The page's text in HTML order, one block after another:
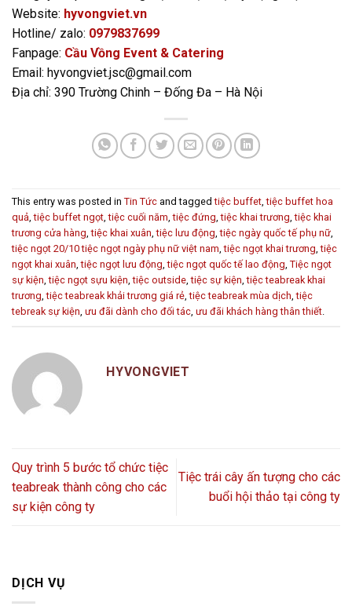
Website: hyvongviet.vn
Hotline/ zalo: 0979837699
Fanpage: Cầu Vồng Event & Catering
Email: hyvongviet.jsc@gmail.com
Địa chỉ: 390 Trường Chinh – Đống Đa – Hà Nội
This entry was posted in Tin Tức and taggedtiệc buffet,tiệc buffet hoa
quả,tiệc buffet ngọt,tiệc cuối năm,tiệc đứng,tiệc khai trương,tiệc khai
trương cửa hàng,tiệc khai xuân,tiệc lưu động,tiệc ngày quốc tế phụ nữ,
tiệc ngọt 20/10 tiệc ngọt ngày phụ nữ việt nam,tiệc ngọt khai trương,tiệc
ngọt khai xuân,tiệc ngọt lưu động,tiệc ngọt quốc tế lao động, Tiệc ngọt
sự kiện,tiệc ngọt sựu kiện,tiệc outside,tiệc sự kiện,tiệc teabreak khai
trương,tiệc teabreak khải trương giá rẻ,tiệc teabreak mùa dịch,tiệc
tebreak sự kiện, ưu đãi dành cho đối tác, ưu đãi khách hàng thân thiết.
HYVONGVIET
Quy trình 5 bước tổ chức tiệc
teabreak thành công cho các
sự kiện công ty
Tiệc trái cây ấn tượng cho các
buổi hội thảo tại công ty
DỊCH VỤ